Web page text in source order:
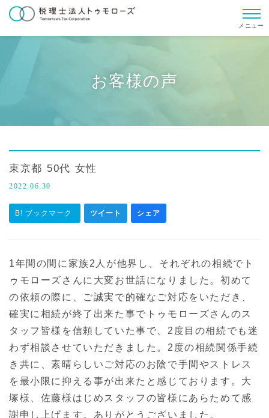
メニュー
お客様の声
東京都 50代 女性
2022.06.30
B! ブックマーク ツイート シェア
1年間の間に家族2人が他界し、それぞれの相続でト
ゥモローズさんに大変お世話になりました。初めて
の依頼の際に、ご誠実で的確なご対応をいただき、
確実に相続が終了出来た事でトゥモローズさんのス
タッフ皆様を信頼していた事で、2度目の相続でも迷
わず相談させていただきました。2度の相続関係手続
き共に、素晴らしいご対応のお陰で手間やストレス
を最小限に抑える事が出来たと感じております。大
塚様、佐藤様はじめスタッフの皆様にあらためて感
謝申し上げます。ありがとうございました。